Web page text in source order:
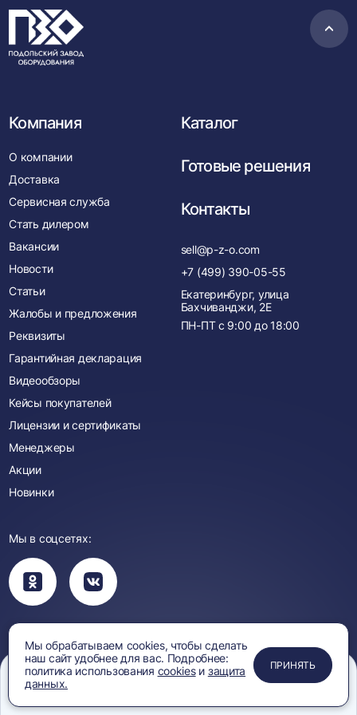
ПРИМЕНИТЬ
ЗАКРЫТЬ
ЗАКРЫТЬ
ЗАКРЫТЬ
Мы обрабатываем cookies, чтобы сделать
наш сайт удобнее для вас. Подробнее:
политика использования cookiesи защита
данных.
ПРИНЯТЬ
в
Компания
О компании
Доставка
Сервисная служба
Стать дилером
Вакансии
Новости
Статьи
Жалобы и предложения
Реквизиты
Гарантийная декларация
Видеообзоры
Кейсы покупателей
Лицензии и сертификаты
Менеджеры
Акции
Новинки
Каталог
Готовые решения
Контакты
sell@p-z-o.com
+7 (499) 390-05-55
Екатеринбург, улица
Бахчиванджи, 2Е
ПН-ПТ с 9:00 до 18:00
Мы в соцсетях:
Вы
перейдете
в
группу
Вы
перейдете
в
группу
Смотрите видео:
перейдете
канал
на
на
на